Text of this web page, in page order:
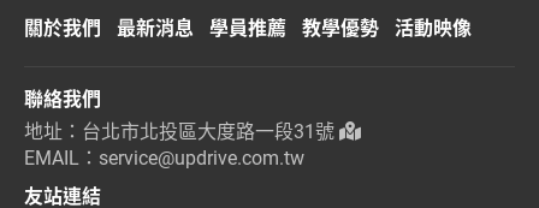
關於我們 最新消息 學員推薦 教學優勢 活動映像
聯絡我們
地址：台北市北投區大度路一段31號
EMAIL：service@updrive.com.tw
友站連結